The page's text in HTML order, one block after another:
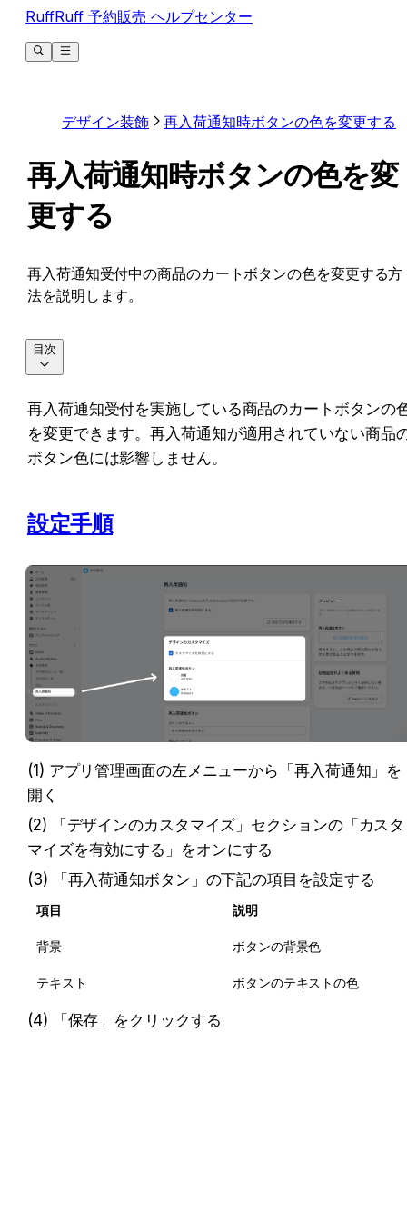
RuffRuff 予約販売 ヘルプセンター
デザイン装飾 再入荷通知時ボタンの色を変更する
再入荷通知時ボタンの色を変
更する
再入荷通知受付中の商品のカートボタンの色を変更する方
法を説明します。
再入荷通知受付を実施している商品のカートボタンの
を変更できます。再入荷通知が適用されていない商品
ボタン色には影響しません。
設定手順
(1) アプリ管理画面の左メニューから「再入荷通知」を
開く
(2) 「デザインのカスタマイズ」セクションの「カスタ
マイズを有効にする」をオンにする
(3) 「再入荷通知ボタン」の下記の項目を設定する
項目 説明
背景 ボタンの背景色
テキスト ボタンのテキストの色
(4) 「保存」をクリックする
目次